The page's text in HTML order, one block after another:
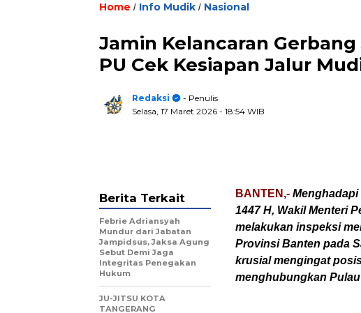
Home / Info Mudik / Nasional
Jamin Kelancaran
PU Cek Kesiapan Jalur
Redaksi
- Penulis
Selasa, 17 Maret 2026 - 18:54 WIB
BANTEN,-
1447 H, Wakil Menteri
melakukan inspeksi
Provinsi Banten pada
krusial mengingat
menghubungkan
Berita Terkait
Febrie Adriansyah
Mundur dari Jabatan
Jampidsus, Jaksa Agung
Sebut Demi Jaga
Integritas Penegakan
Hukum
JU-JITSU KOTA
TANGERANG